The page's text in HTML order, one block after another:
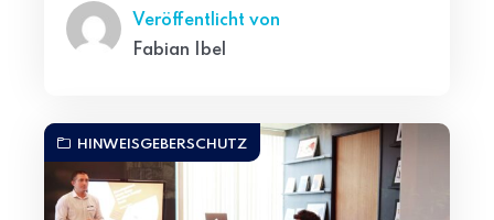
Veröffentlicht von
Fabian Ibel
HINWEISGEBERSCHUTZ